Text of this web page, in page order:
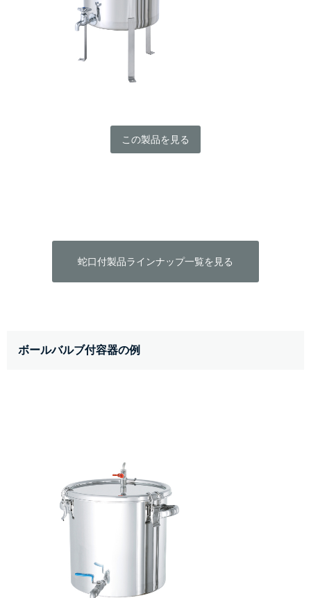
この製品を見る
蛇口付製品ラインナップ一覧を見る
ボールバルブ付容器の例